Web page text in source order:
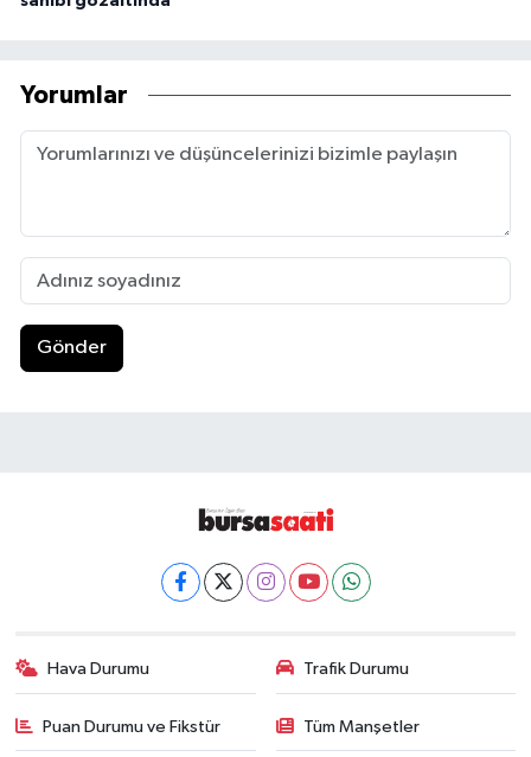
Yorumlar
Gönder
Hava Durumu Trafik Durumu
Puan Durumu ve Fikstür Tüm Manşetler